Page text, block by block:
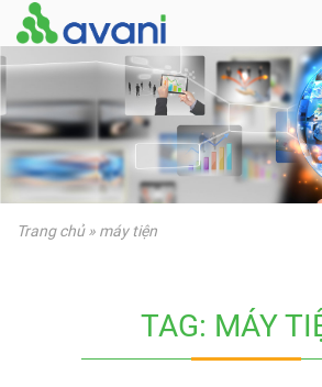
Trang chủ» máy tiện
TAG: MÁY